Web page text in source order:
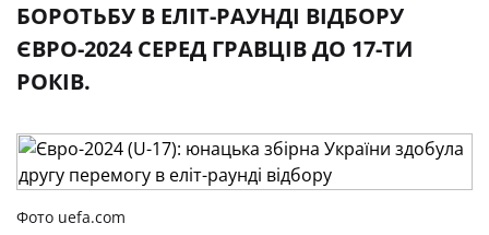
БОРОТЬБУ В ЕЛІТ-РАУНДІ ВІДБОРУ
ЄВРО-2024 СЕРЕД ГРАВЦІВ ДО 17-ТИ
РОКІВ.
Фото uefa.com